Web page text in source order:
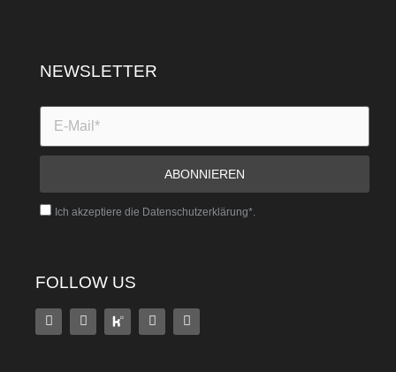
NEWSLETTER
Ich akzeptiere die Datenschutzerklärung*.
FOLLOW US